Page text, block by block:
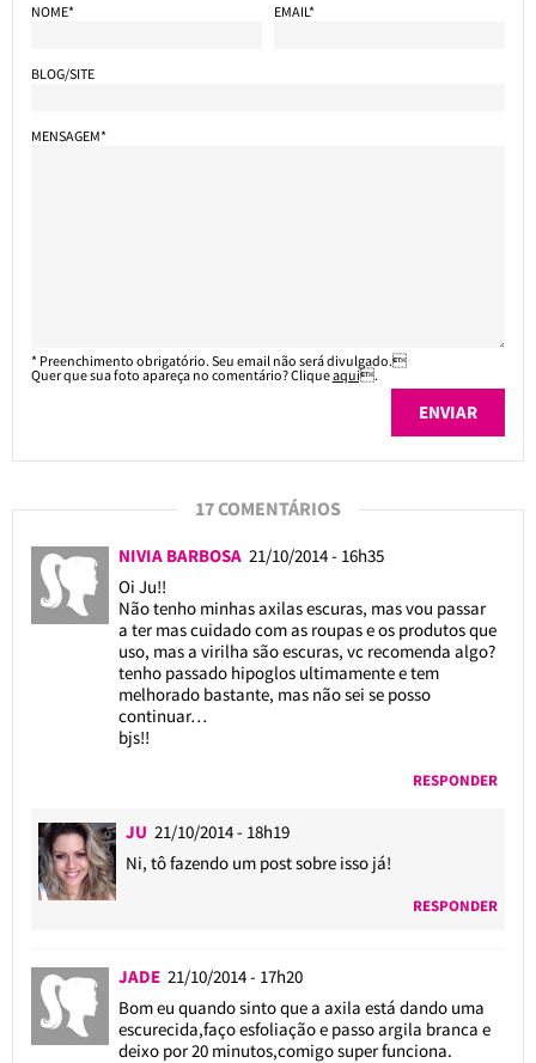
NOME* EMAIL*
BLOG/SITE
MENSAGEM*
* Preenchimento obrigatório. Seu email não será divulgado.
Quer que sua foto apareça no comentário? Cliqueaqui.
17 COMENTÁRIOS
NIVIA BARBOSA 21/10/2014 - 16h35
Oi Ju!!
Não tenho minhas axilas escuras, mas vou passar
a ter mas cuidado com as roupas e os produtos que
uso, mas a virilha são escuras, vc recomenda algo?
tenho passado hipoglos ultimamente e tem
melhorado bastante, mas não sei se posso
continuar…
bjs!!
RESPONDER
JU 21/10/2014 - 18h19
Ni, tô fazendo um post sobre isso já!
RESPONDER
JADE 21/10/2014 - 17h20
Bom eu quando sinto que a axila está dando uma
escurecida,faço esfoliação e passo argila branca e
deixo por 20 minutos,comigo super funciona.